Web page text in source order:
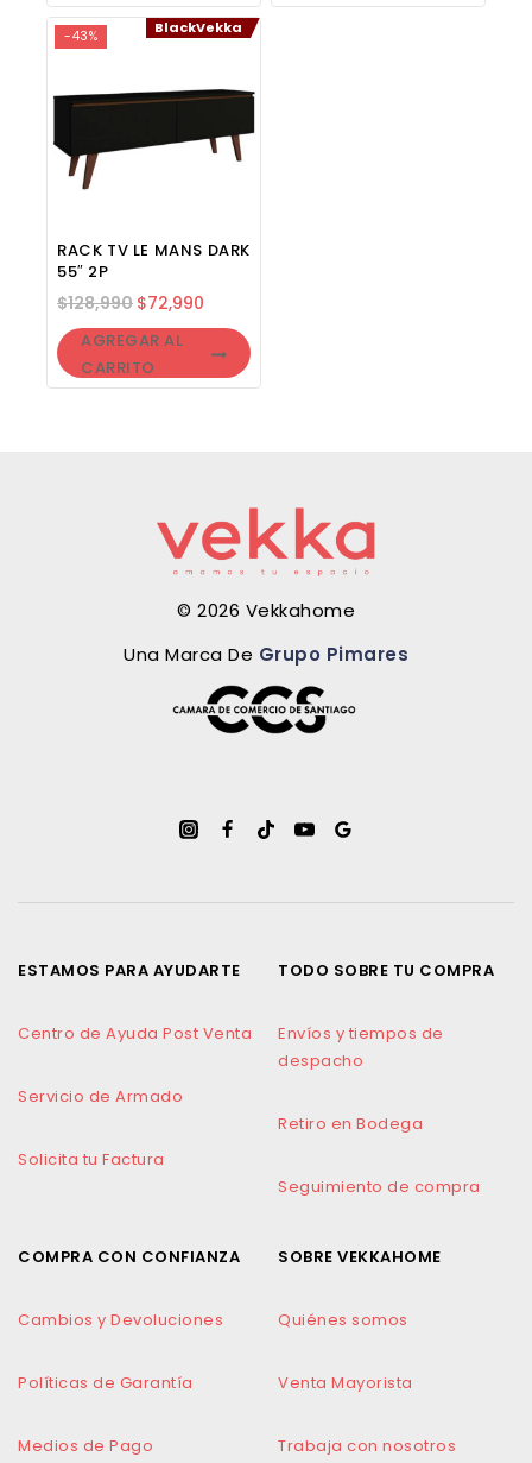
-43% BlackVekka
RACK TV LE MANS DARK
55″ 2P
$128,990 $72,990
AGREGAR AL
CARRITO
© 2026 Vekkahome
Una Marca De Grupo Pimares
ESTAMOS PARA AYUDARTE
Centro de Ayuda Post Venta
Servicio de Armado
Solicita tu Factura
TODO SOBRE TU COMPRA
Envíos y tiempos de
despacho
Retiro en Bodega
Seguimiento de compra
COMPRA CON CONFIANZA
Cambios y Devoluciones
Políticas de Garantía
Medios de Pago
SOBRE VEKKAHOME
Quiénes somos
Venta Mayorista
Trabaja con nosotros